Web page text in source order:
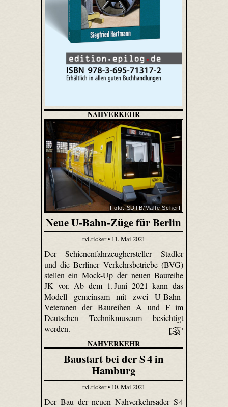
NAHVERKEHR
Foto: SDTB/Malte Scherf
Neue U-Bahn-Züge für Berlin
tvi.ticker • 11. Mai 2021
Der Schienenfahrzeughersteller Stadler
und die Berliner Verkehrsbetriebe (BVG)
stellen ein Mock-Up der neuen Baureihe
JK vor. Ab dem 1. Juni 2021 kann das
Modell gemeinsam mit zwei U-Bahn-
Veteranen der Baureihen A und F im
Deutschen Technikmuseum besichtigt
werden.
NAHVERKEHR
Baustart bei der S 4 in
Hamburg
tvi.ticker • 10. Mai 2021
Der Bau der neuen Nahverkehrsader S 4